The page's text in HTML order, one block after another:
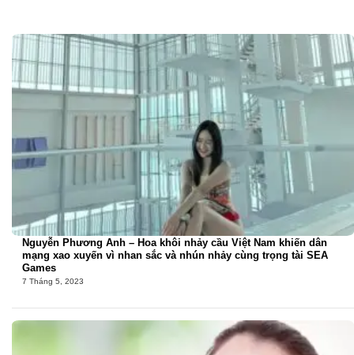
Nguyễn Phương Anh – Hoa khôi nhảy cầu Việt Nam khiến dân
mạng xao xuyến vì nhan sắc và nhún nhảy cùng trọng tài SEA
Games
7 Tháng 5, 2023